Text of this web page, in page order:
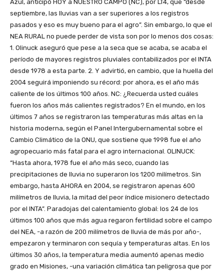
Azul, anticipó HOY a NUESTRO CAMPO (NC), por LT4, que “desde
septiembre, las lluvias van a ser superiores a los registros
pasados y eso es muy bueno para el agro”. Sin embargo, lo que el
NEA RURAL no puede perder de vista son por lo menos dos cosas:
1. Olinuck aseguró que pese a la seca que se acaba, se acaba el
período de mayores registros pluviales contabilizados por el INTA
desde 1978 a esta parte. 2. Y advirtió, en cambio, que la huella del
2004 seguirá imponiendo su récord: por ahora, es el año más
caliente de los últimos 100 años. NC: ¿Recuerda usted cuáles
fueron los años más calientes registrados? En el mundo, en los
últimos 7 años se registraron las temperaturas más altas en la
historia moderna, según el Panel Intergubernamental sobre el
Cambio Climático de la ONU, que sostiene que 1998 fue el año
agropecuario más fatal para el agro internacional. OLINUCK:
“Hasta ahora, 1978 fue el año más seco, cuando las
precipitaciones de lluvia no superaron los 1200 milímetros. Sin
embargo, hasta AHORA en 2004, se registraron apenas 600
milímetros de lluvia, la mitad del peor índice misionero detectado
por el INTA”. Paradojas del calentamiento global: los 24 de los
últimos 100 años que más agua regaron fertilidad sobre el campo
del NEA, -a razón de 200 milímetros de lluvia de más por año-,
empezaron y terminaron con sequía y temperaturas altas. En los
últimos 30 años, la temperatura media aumentó apenas medio
grado en Misiones, -una variación climática tan peligrosa que por